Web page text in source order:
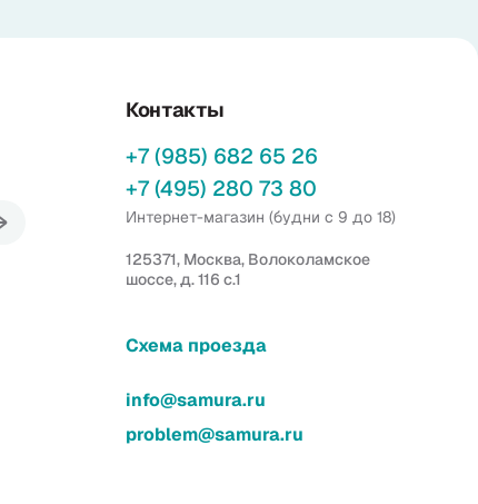
Контакты
+7 (985) 682 65 26
+7 (495) 280 73 80
Интернет-магазин (будни с 9 до 18)
125371, Москва, Волоколамское
шоссе, д. 116 с.1
Схема проезда
info@samura.ru
problem@samura.ru